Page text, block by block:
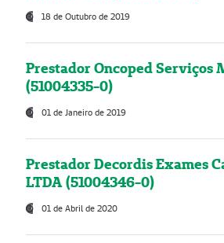
18 de Outubro de 2019
Prestador Oncoped Serviços
(51004335-0)
01 de Janeiro de 2019
Prestador Decordis Exames
LTDA (51004346-0)
01 de Abril de 2020